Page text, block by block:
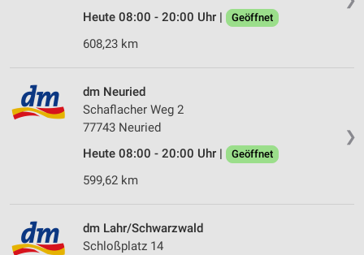
Heute 08:00 - 20:00 Uhr | Geöffnet
608,23 km
❯
dm Neuried
Schaflacher Weg 2
77743 Neuried
Heute 08:00 - 20:00 Uhr |
Geöffnet
599,62 km
dm Lahr/Schwarzwald
Schloßplatz 14